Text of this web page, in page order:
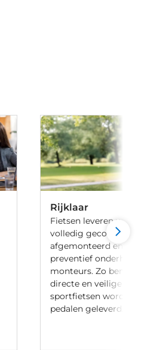
Rijklaar
Fietsen leveren we 100%
volledig gecontroleerd,
afgemonteerd en voorzien
preventief onderhoud door
monteurs. Zo ben je
directe en veilige ritten. Let
sportfietsen worden
pedalen geleverd.